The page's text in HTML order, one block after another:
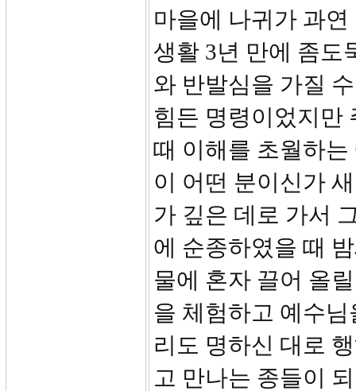
마을에 나귀가 과
생활 3년 만에 좀도
와 반발심을 가질
힘든 명령이었지만
때 이해를 초월하
이 어떤 분이신가
가 깊은 데로 가서
에 순종하였을 때
물에 혼자 끌어 올
을 체험하고 예수
리도 명하신 대로
고 만나는 종들이